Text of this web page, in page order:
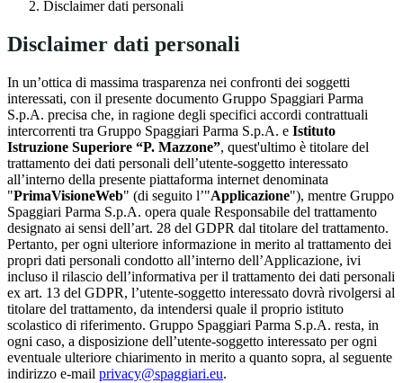
Disclaimer dati personali
Disclaimer dati personali
In un’ottica di massima trasparenza nei confronti dei soggetti
interessati, con il presente documento Gruppo Spaggiari Parma
S.p.A. precisa che, in ragione degli specifici accordi contrattuali
intercorrenti tra Gruppo Spaggiari Parma S.p.A. e Istituto
Istruzione Superiore “P. Mazzone”, quest'ultimo è titolare del
trattamento dei dati personali dell’utente-soggetto interessato
all’interno della presente piattaforma internet denominata
"PrimaVisioneWeb" (di seguito l’"Applicazione"), mentre Gruppo
Spaggiari Parma S.p.A. opera quale Responsabile del trattamento
designato ai sensi dell’art. 28 del GDPR dal titolare del trattamento.
Pertanto, per ogni ulteriore informazione in merito al trattamento dei
propri dati personali condotto all’interno dell’Applicazione, ivi
incluso il rilascio dell’informativa per il trattamento dei dati personali
ex art. 13 del GDPR, l’utente-soggetto interessato dovrà rivolgersi al
titolare del trattamento, da intendersi quale il proprio istituto
scolastico di riferimento. Gruppo Spaggiari Parma S.p.A. resta, in
ogni caso, a disposizione dell’utente-soggetto interessato per ogni
eventuale ulteriore chiarimento in merito a quanto sopra, al seguente
indirizzo e-mail privacy@spaggiari.eu.